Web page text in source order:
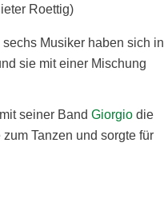
Roettig)
Musiker haben sich in
sie mit einer Mischung
seiner Band Giorgio die
Tanzen und sorgte für